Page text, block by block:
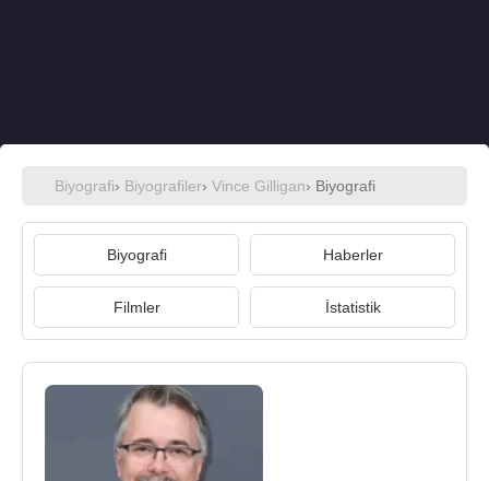
Biyografi› Biyografiler› Vince Gilligan› Biyografi
Biyografi Haberler
Filmler İstatistik